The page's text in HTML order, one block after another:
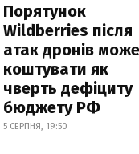
Порятунок
Wildberries після
атак дронів може
коштувати як
чверть дефіциту
бюджету РФ
5 СЕРПНЯ, 19:50